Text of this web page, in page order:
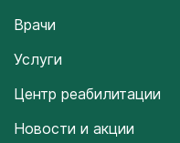
Врачи
Услуги
Центр реабилитации
Новости и акции